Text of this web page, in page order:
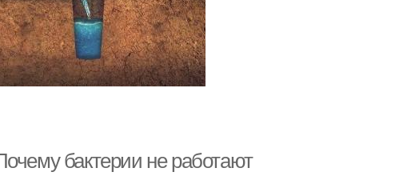
бактерии не работают